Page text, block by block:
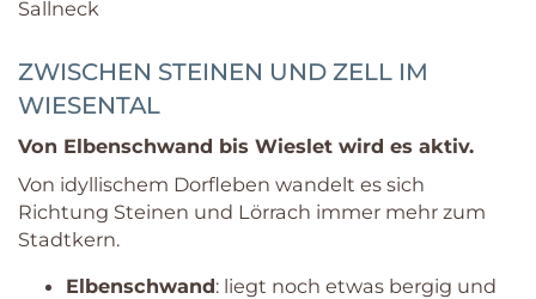
ZWISCHEN STEINEN UND ZELL IM
WIESENTAL
Von Elbenschwand bis Wieslet wird es aktiv.
Von idyllischem Dorfleben wandelt es sich
Richtung Steinen und Lörrach immer mehr zum
Stadtkern.
Elbenschwand: liegt noch etwas bergig und